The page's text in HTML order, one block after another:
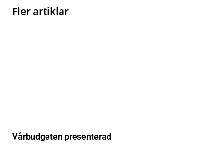
Fler artiklar
Vårbudgeten presenterad